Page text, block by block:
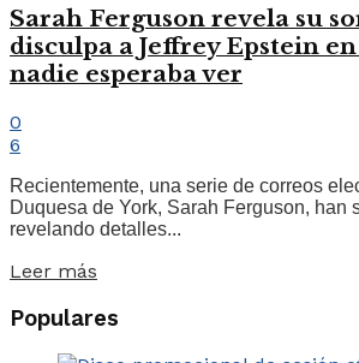
Sarah Ferguson revela su
disculpa a Jeffrey Epstein
nadie esperaba ver
0
6
Recientemente, una serie de correos
Duquesa de York, Sarah Ferguson, han
revelando detalles...
Leer más
Populares